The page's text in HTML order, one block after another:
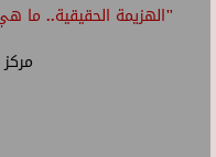
"الهزيمة الحقيقية.. ما